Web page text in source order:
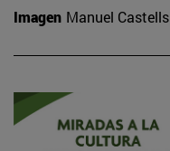
Imagen Manuel Castells